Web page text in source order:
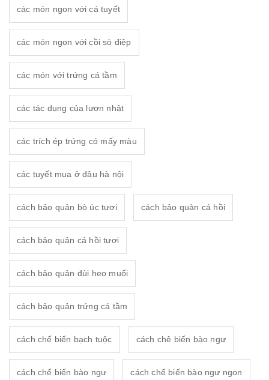
các món ngon với cá tuyết
các món ngon với cồi sò điệp
các món với trứng cá tầm
các tác dụng của lươn nhật
các trích ép trứng có mấy màu
các tuyết mua ở đâu hà nội
cách bảo quản bò úc tươi cách bảo quản cá hồi
cách bảo quản cá hồi tươi
cách bảo quản đùi heo muối
cách bảo quản trứng cá tầm
cách chế biến bạch tuộc cách chê biến bào ngư
cách chế biến bào ngư cách chế biến bào ngư ngon